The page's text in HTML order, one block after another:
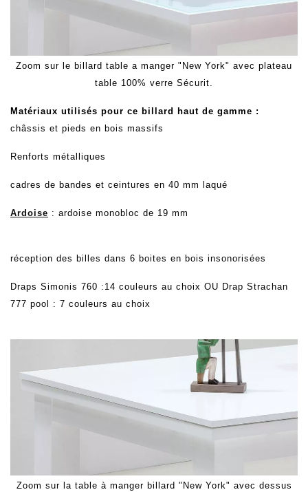
Zoom sur le billard table a manger "New York" avec plateau
table 100% verre Sécurit.
Matériaux utilisés pour ce billard haut de gamme :
châssis et pieds en bois massifs
Renforts métalliques
cadres de bandes et ceintures en 40 mm laqué
Ardoise : ardoise monobloc de 19 mm
réception des billes dans 6 boites en bois insonorisées
Draps Simonis 760 :14 couleurs au choix OU Drap Strachan
777 pool : 7 couleurs au choix
Zoom sur la table à manger billard " New York" avec dessus